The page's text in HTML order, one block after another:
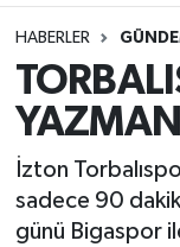
HABERLER
İzton
sadece 90
günü Bigaspor
İzmir Hava
İzmir
İzmir Trafik
Süper Lig